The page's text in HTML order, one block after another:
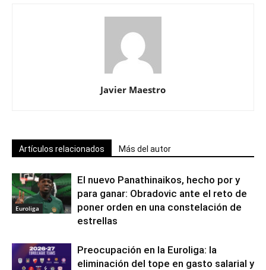
Javier Maestro
Artículos relacionados Más del autor
Euroliga
El nuevo Panathinaikos, hecho por y
para ganar: Obradovic ante el reto de
poner orden en una constelación de
estrellas
Preocupación en la Euroliga: la
eliminación del tope en gasto salarial y